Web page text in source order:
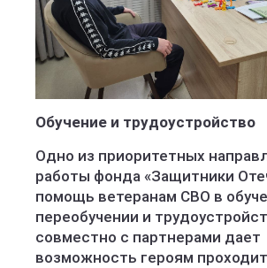
Обучение и трудоустройство
Одно из приоритетных
работы фонда «Защитники
помощь ветеранам СВО в
переобучении и
совместно с партнерами дает
возможность героям